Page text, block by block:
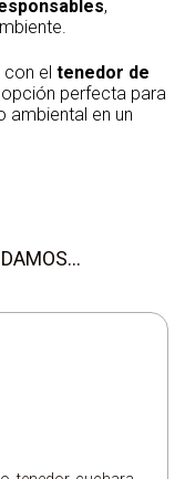
,
el tenedor de
opción perfecta para
ambiental en un